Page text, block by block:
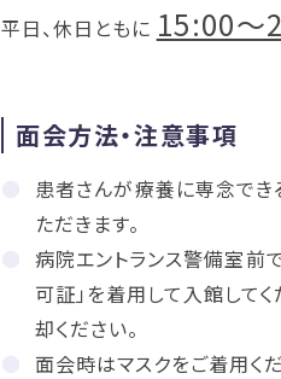
平日、休日ともに 15:00～
面会方法・注意事項
患者さんが療養に専念でき
ただきます。
病院エントランス警備室前
可証」を着用して入館して
却ください。
面会時はマスクをご着用くだ